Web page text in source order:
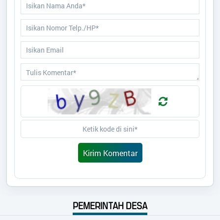
pemdespangkalantiga@gmail.com
PEMERINTAH DESA